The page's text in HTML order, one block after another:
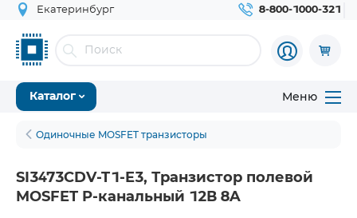
Екатеринбург 8-800-1000-321
Каталог Меню
Одиночные MOSFET транзисторы
SI3473CDV-T1-E3, Транзистор полевой
MOSFET P-канальный 12В 8A